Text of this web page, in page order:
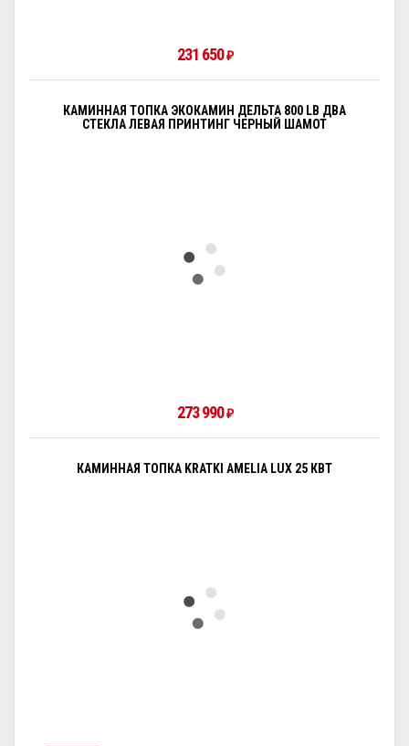
231 650₽
КАМИННАЯ ТОПКА ЭКОКАМИН ДЕЛЬТА 800 LB ДВА
СТЕКЛА ЛЕВАЯ ПРИНТИНГ ЧЕРНЫЙ ШАМОТ
273 990₽
КАМИННАЯ ТОПКА KRATKI AMELIA LUX 25 КВТ